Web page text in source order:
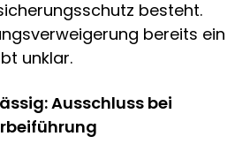
besteht.
bereits ein
unklar.
Ausschluss bei